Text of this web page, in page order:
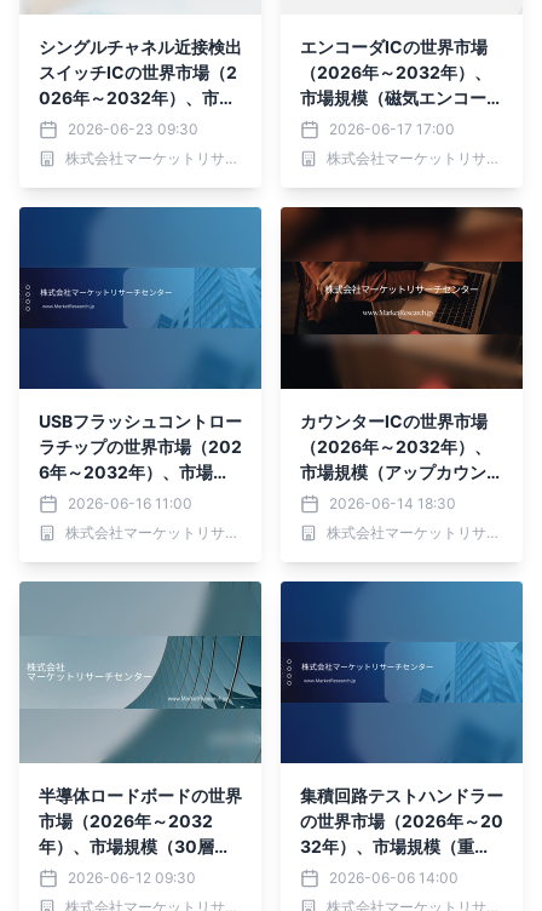
シングルチャネル近接検出
スイッチICの世界市場（2
026年～2032年）、市場
規模（静電容量式誘導、抵
抗式誘導）・分析レポート
を発表
2026-06-23 09:30
株式会社マーケットリサーチセンター
エンコーダICの世界市場
（2026年～2032年）、
市場規模（磁気エンコーダ
IC、誘導型エンコーダI
C、光学式エンコーダASI
C）・分析レポートを発表
2026-06-17 17:00
株式会社マーケットリサーチセンター
USBフラッシュコントロー
ラチップの世界市場（202
6年～2032年）、市場規
模（USB2.0、USB3.
0）・分析レポートを発表
2026-06-16 11:00
株式会社マーケットリサーチセンター
カウンターICの世界市場
（2026年～2032年）、
市場規模（アップカウンタ
ー、ダウンカウンター、ア
ップ/ダウンカウンタ
ー）・分析レポートを発表
2026-06-14 18:30
株式会社マーケットリサーチセンター
半導体ロードボードの世界
市場（2026年～2032
年）、市場規模（30層未
満、30～50層、50層以
上）・分析レポートを発表
2026-06-12 09:30
株式会社マーケットリサーチセンター
集積回路テストハンドラー
の世界市場（2026年～20
32年）、市場規模（重力
ハンドラー、タレットハン
ドラー、ピックアンドプレ
2026-06-06 14:00
株式会社マーケットリサーチセンター